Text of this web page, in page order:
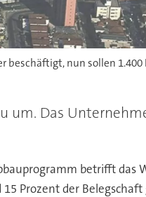
beschäftigt, nun sollen
um. Das
betrifft das
Prozent der Belegschaft